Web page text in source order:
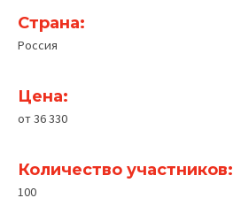
Страна:
Россия
Цена:
от 36 330
Количество участников:
100